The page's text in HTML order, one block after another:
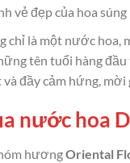
vẻ đẹp của hoa
chỉ là một nước
tên tuổi hàng
đầy cảm hứng,
nước hoa
hươngOriental